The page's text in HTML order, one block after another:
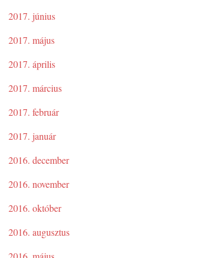
2017. június
2017. május
2017. április
2017. március
2017. február
2017. január
2016. december
2016. november
2016. október
2016. augusztus